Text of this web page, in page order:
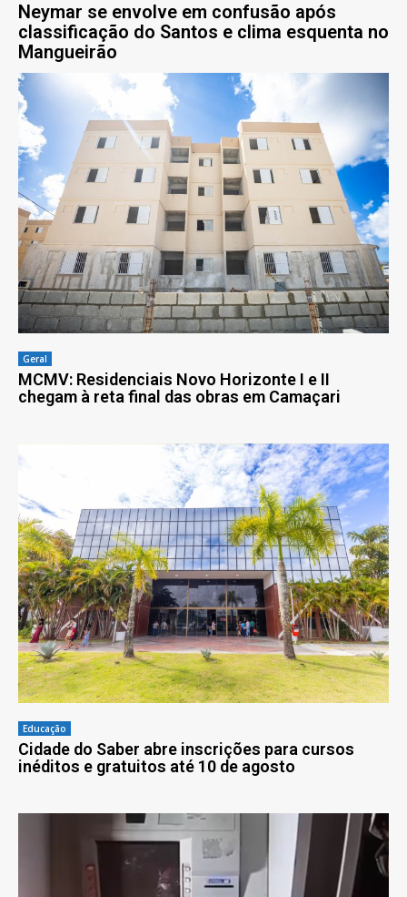
Neymar se envolve em confusão após
classificação do Santos e clima esquenta no
Mangueirão
Geral
MCMV: Residenciais Novo Horizonte I e II
chegam à reta final das obras em Camaçari
Educação
Cidade do Saber abre inscrições para cursos
inéditos e gratuitos até 10 de agosto